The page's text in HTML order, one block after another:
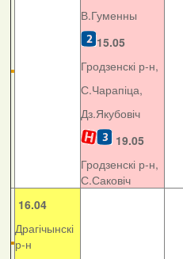
В.Гуменны
15.05
Гродзенскі р-н,
С.Чарапіца,
Дз.Якубовіч
19.05
Гродзенскі р-н,
С.Саковіч
16.04
Драгічынскі
р-н